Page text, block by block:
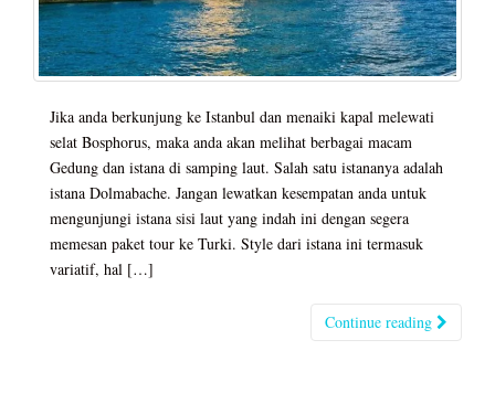
Jika anda berkunjung ke Istanbul dan menaiki kapal melewati
selat Bosphorus, maka anda akan melihat berbagai macam
Gedung dan istana di samping laut. Salah satu istananya adalah
istana Dolmabache. Jangan lewatkan kesempatan anda untuk
mengunjungi istana sisi laut yang indah ini dengan segera
memesan paket tour ke Turki. Style dari istana ini termasuk
variatif, hal […]
Continue reading